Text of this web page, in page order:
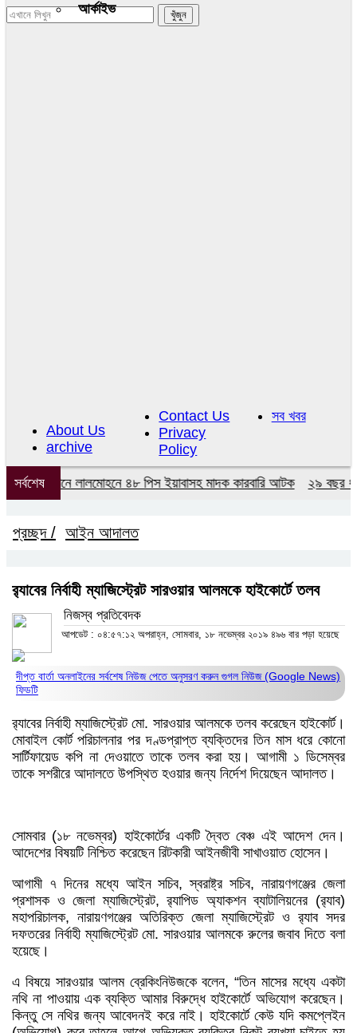
আর্কাইভ
About Us
archive
Contact Us
Privacy
Policy
সব খবর
সর্বশেষ
অভিযানে লালমোহনে ৪৮ পিস ইয়াবাসহ মাদক কারবারি আটক ২৯ বছর ধরে
প্রচ্ছদ / আইন আদালত
র‌্যাবের নির্বাহী ম্যাজিস্ট্রেট সারওয়ার আলমকে হাইকোর্টে তলব
নিজস্ব প্রতিবেদক
আপডেট : ০৪:৫৭:১২ অপরাহ্ন, সোমবার, ১৮ নভেম্বর ২০১৯ ৪৯৬ বার পড়া হয়েছে
দীপ্ত বার্তা অনলাইনের সর্বশেষ নিউজ পেতে অনুসরণ করুনগুগল নিউজ (Google News)
ফিডটি
র‌্যাবের নির্বাহী ম্যাজিস্ট্রেট মো. সারওয়ার আলমকে তলব করেছেন হাইকোর্ট।
মোবাইল কোর্ট পরিচালনার পর দণ্ডপ্রাপ্ত ব্যক্তিদের তিন মাস ধরে কোনো
সার্টিফায়েড কপি না দেওয়াতে তাকে তলব করা হয়। আগামী ১ ডিসেম্বর
তাকে সশরীরে আদালতে উপস্থিত হওয়ার জন্য নির্দেশ দিয়েছেন আদালত।
সোমবার (১৮ নভেম্বর) হাইকোর্টের একটি দ্বৈত বেঞ্চ এই আদেশ দেন।
আদেশের বিষয়টি নিশ্চিত করেছেন রিটকারী আইনজীবী সাখাওয়াত হোসেন।
আগামী ৭ দিনের মধ্যে আইন সচিব, স্বরাষ্ট্র সচিব, নারায়ণগঞ্জের জেলা
প্রশাসক ও জেলা ম্যাজিস্ট্রেট, র‌্যাপিড অ্যাকশন ব্যাটালিয়নের (র‌্যাব)
মহাপরিচালক, নারায়ণগঞ্জের অতিরিক্ত জেলা ম্যাজিস্ট্রেট ও র‌্যাব সদর
দফতরের নির্বাহী ম্যাজিস্ট্রেট মো. সারওয়ার আলমকে রুলের জবাব দিতে বলা
হয়েছে।
এ বিষয়ে সারওয়ার আলম ব্রেকিংনিউজকে বলেন, “তিন মাসের মধ্যে একটা
নথি না পাওয়ায় এক ব্যক্তি আমার বিরুদ্ধে হাইকোর্টে অভিযোগ করেছেন।
কিন্তু সে নথির জন্য আবেদনই করে নাই। হাইকোর্টে কেউ যদি কমপ্লেইন